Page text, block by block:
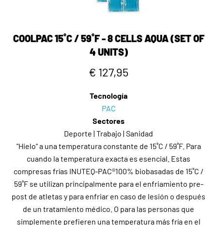
COOLPAC 15˚C / 59˚F - 8 CELLS AQUA (SET OF
4 UNITS)
€ 127,95
Tecnología
PAC
Sectores
Deporte | Trabajo | Sanidad
"Hielo" a una temperatura constante de 15˚C / 59˚F. Para
cuando la temperatura exacta es esencial. Estas
compresas frías INUTEQ-PAC®100% biobasadas de 15˚C /
59˚F se utilizan principalmente para el enfriamiento pre-
post de atletas y para enfriar en caso de lesión o después
de un tratamiento médico. O para las personas que
simplemente prefieren una temperatura más fría en el